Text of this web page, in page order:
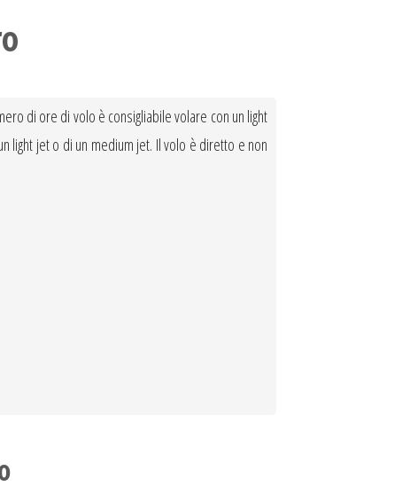
di ore di volo è consigliabile volare con un light
light jet o di un medium jet. Il volo è diretto e non